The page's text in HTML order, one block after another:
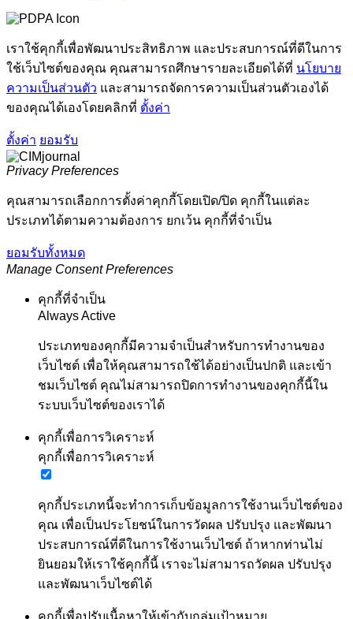
เราใช้คุกกี้เพื่อพัฒนาประสิทธิภาพ และประสบการณ์ที่ดีในการ
ใช้เว็บไซต์ของคุณ คุณสามารถศึกษารายละเอียดได้ที่ นโยบาย
ความเป็นส่วนตัว และสามารถจัดการความเป็นส่วนตัวเองได้
ของคุณได้เองโดยคลิกที่ ตั้งค่า
ตั้งค่า ยอมรับ
Privacy Preferences
คุณสามารถเลือกการตั้งค่าคุกกี้โดยเปิด/ปิด คุกกี้ในแต่ละ
ประเภทได้ตามความต้องการ ยกเว้น คุกกี้ที่จำเป็น
ยอมรับทั้งหมด
Manage Consent Preferences
คุกกี้ที่จำเป็น
Always Active
ประเภทของคุกกี้มีความจำเป็นสำหรับการทำงานของ
เว็บไซต์ เพื่อให้คุณสามารถใช้ได้อย่างเป็นปกติ และเข้า
ชมเว็บไซต์ คุณไม่สามารถปิดการทำงานของคุกกี้นี้ใน
ระบบเว็บไซต์ของเราได้
คุกกี้เพื่อการวิเคราะห์
คุกกี้เพื่อการวิเคราะห์
คุกกี้ประเภทนี้จะทำการเก็บข้อมูลการใช้งานเว็บไซต์ของ
คุณ เพื่อเป็นประโยชน์ในการวัดผล ปรับปรุง และพัฒนา
ประสบการณ์ที่ดีในการใช้งานเว็บไซต์ ถ้าหากท่านไม่
ยินยอมให้เราใช้คุกกี้นี้ เราจะไม่สามารถวัดผล ปรับปรุง
และพัฒนาเว็บไซต์ได้
คุกกี้เพื่อปรับเนื้อหาให้เข้ากับกลุ่มเป้าหมาย